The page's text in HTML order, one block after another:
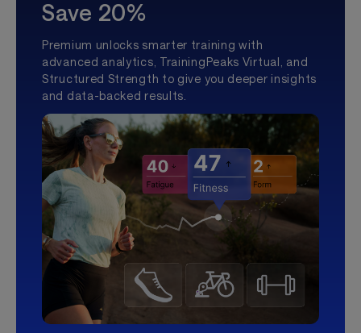
Save 20%
Premium unlocks smarter training with
advanced analytics, TrainingPeaks Virtual, and
Structured Strength to give you deeper insights
and data-backed results.